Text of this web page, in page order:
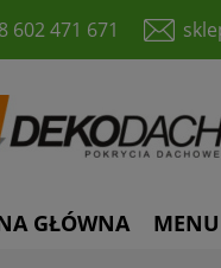
602 471 671
GŁÓWNA MENU